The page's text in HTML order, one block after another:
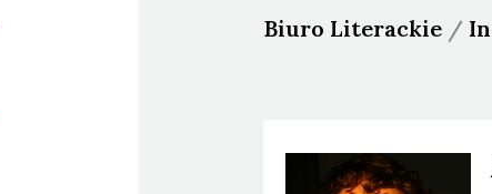
Biuro Literackie /